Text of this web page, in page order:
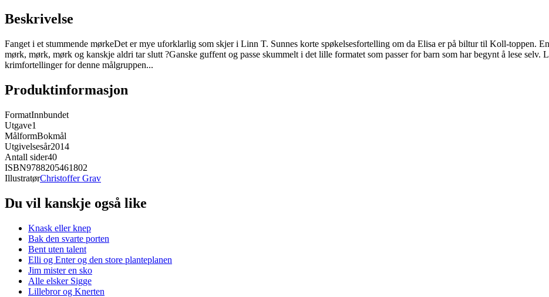
Beskrivelse
Fanget i et stummende mørkeDet er mye uforklarlig som skjer i Linn T. Sunnes korte spøkelsesfortelling om da Elisa er på biltur til Koll-toppen.
mørk, mørk, mørk og kanskje aldri tar slutt ?Ganske guffent og passe skummelt i det lille formatet som passer for barn som har begynt å lese selv.
krimfortellinger for denne målgruppen...
Produktinformasjon
FormatInnbundet
Utgave1
MålformBokmål
Utgivelsesår2014
Antall sider40
ISBN9788205461802
IllustratørChristoffer Grav
Du vil kanskje også like
Knask eller knep
Bak den svarte porten
Bent uten talent
Elli og Enter og den store planteplanen
Jim mister en sko
Alle elsker Sigge
Lillebror og Knerten